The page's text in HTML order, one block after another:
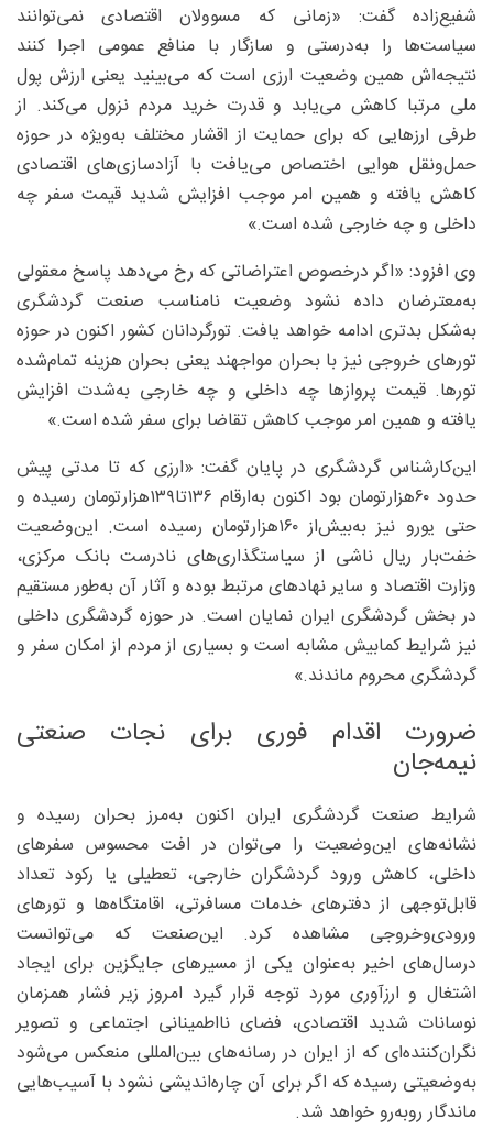
شفیع‌زاده گفت: «زمانی که مسوولان اقتصادی نمی‌توانند
سیاست‌ها را به‌درستی و سازگار با منافع عمومی اجرا کنند
نتیجه‌اش همین وضعیت ارزی است که می‌بینید یعنی ارزش پول
ملی مرتبا کاهش می‌یابد و قدرت خرید مردم نزول می‌کند. از
طرفی ارزهایی که برای حمایت از اقشار مختلف به‌ویژه در حوزه
حمل‌ونقل هوایی اختصاص می‌یافت با آزادسازی‌های اقتصادی
کاهش یافته و همین امر موجب افزایش شدید قیمت سفر چه
داخلی و چه خارجی شده است.»
وی افزود: «اگر درخصوص اعتراضاتی که رخ می‌دهد پاسخ معقولی
به‌معترضان داده نشود وضعیت نامناسب صنعت گردشگری
به‌شکل بدتری ادامه خواهد یافت. تورگردانان کشور اکنون در حوزه
تورهای خروجی نیز با بحران مواجهند یعنی بحران هزینه تمام‌شده
تورها. قیمت پروازها چه داخلی و چه خارجی به‌شدت افزایش
یافته و همین امر موجب کاهش تقاضا برای سفر شده است.»
این‌کارشناس گردشگری در پایان گفت: «ارزی که تا مدتی پیش
حدود ۶۰‌هزارتومان بود اکنون به‌ارقام ۱۳۶تا۱۳۹‌هزارتومان رسیده و
حتی یورو نیز به‌بیش‌از ۱۶۰‌هزارتومان رسیده است. این‌وضعیت
خفت‌بار ریال ناشی از سیاستگذاری‌های نادرست بانک مرکزی،
وزارت اقتصاد و سایر نهادهای مرتبط بوده و آثار آن به‌طور مستقیم
در بخش گردشگری ایران نمایان است. در حوزه گردشگری داخلی
نیز شرایط کمابیش مشابه ‌است و بسیاری از مردم از امکان سفر و
گردشگری محروم ماندند.»
ضرورت اقدام فوری برای نجات صنعتی
نیمه‌جان
شرایط صنعت گردشگری ایران اکنون به‌مرز بحران رسیده و
نشانه‌های این‌وضعیت را می‌توان در افت محسوس سفرهای
داخلی، کاهش ورود گردشگران خارجی، تعطیلی یا رکود تعداد
قابل‌توجهی از دفترهای خدمات مسافرتی، اقامتگاه‌ها و تورهای
ورودی‌وخروجی مشاهده کرد. این‌صنعت که می‌توانست
درسال‌های اخیر به‌عنوان یکی از مسیرهای جایگزین برای ایجاد
اشتغال و ارزآوری مورد توجه قرار گیرد امروز زیر فشار همزمان
نوسانات شدید اقتصادی، فضای نااطمینانی اجتماعی و تصویر
نگران‌کننده‌ای که از ایران در رسانه‌های بین‌المللی منعکس می‌شود
به‌وضعیتی رسیده که اگر برای آن چاره‌اندیشی نشود با آسیب‌هایی
ماندگار روبه‌رو خواهد شد.